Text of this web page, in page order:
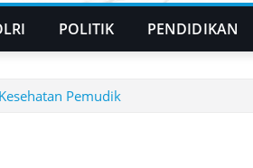
POLITIK PENDIDIKAN
Pemudik